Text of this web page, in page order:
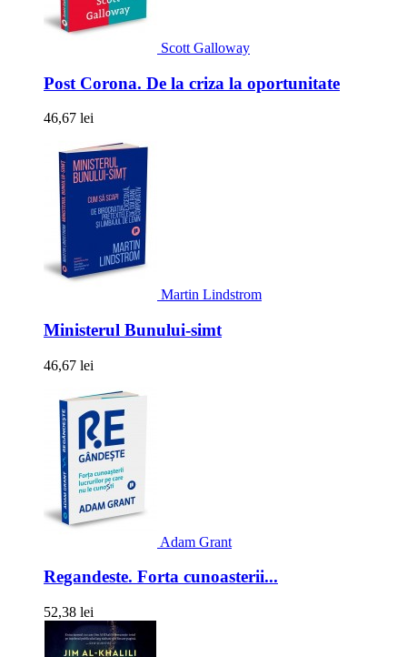
Scott Galloway
Post Corona. De la criza la oportunitate
46,67 lei
Martin Lindstrom
Ministerul Bunului-simt
46,67 lei
Adam Grant
Regandeste. Forta cunoasterii...
52,38 lei